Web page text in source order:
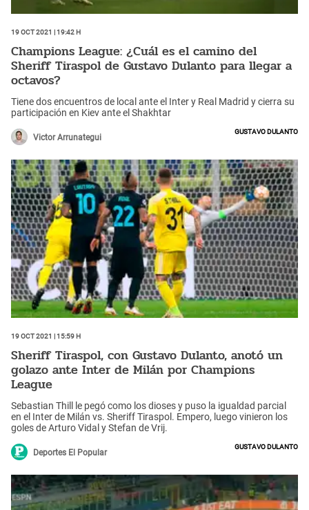
19 Oct 2021 | 19:42 h
Champions League: ¿Cuál es el camino del
Sheriff Tiraspol de Gustavo Dulanto para llegar a
octavos?
Tiene dos encuentros de local ante el Inter y Real Madrid y cierra su
participación en Kiev ante el Shakhtar
Victor Arrunategui
Gustavo Dulanto
19 Oct 2021 | 15:59 h
Sheriff Tiraspol, con Gustavo Dulanto, anotó un
golazo ante Inter de Milán por Champions
League
Sebastian Thill le pegó como los dioses y puso la igualdad parcial
en el Inter de Milán vs. Sheriff Tiraspol. Empero, luego vinieron los
goles de Arturo Vidal y Stefan de Vrij.
Deportes El Popular
Gustavo Dulanto